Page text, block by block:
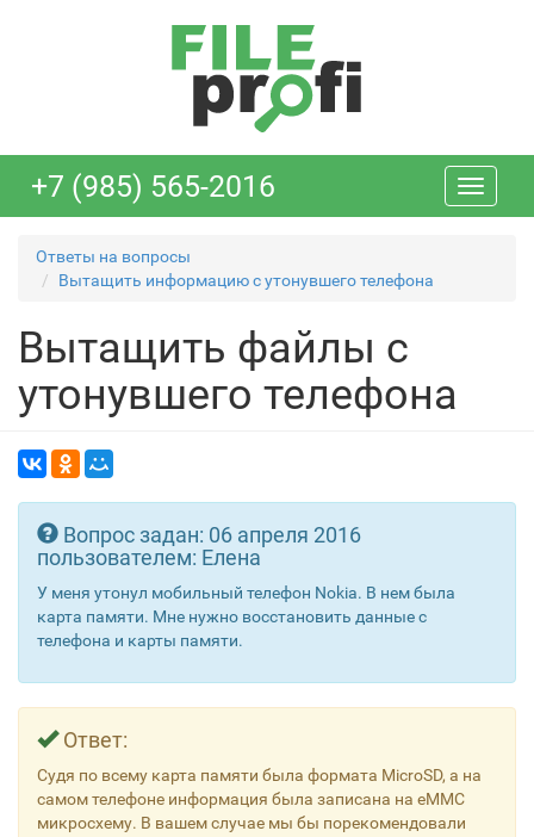
Toggle
+7 (985) 565-2016
Ответы на вопросы
Вытащить информацию с утонувшего телефона
Вытащить файлы с
утонувшего телефона
Вопрос задан: 06 апреля 2016
пользователем: Елена
У меня утонул мобильный телефон Nokia. В нем была
карта памяти. Мне нужно восстановить данные с
телефона и карты памяти.
Ответ:
Судя по всему карта памяти была формата MicroSD, а на
самом телефоне информация была записана на eMMC
микросхему. В вашем случае мы бы порекомендовали